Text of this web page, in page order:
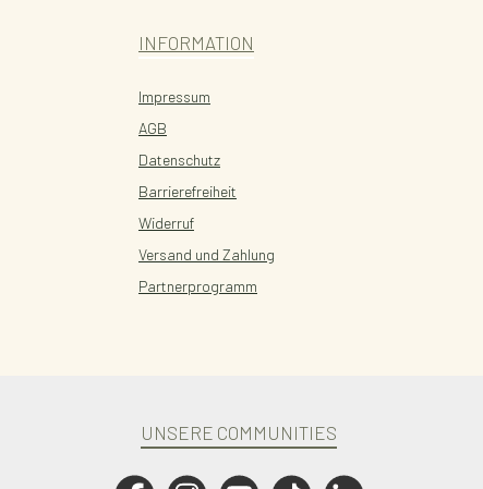
INFORMATION
Impressum
AGB
Datenschutz
Barrierefreiheit
Widerruf
Versand und Zahlung
Partnerprogramm
UNSERE COMMUNITIES